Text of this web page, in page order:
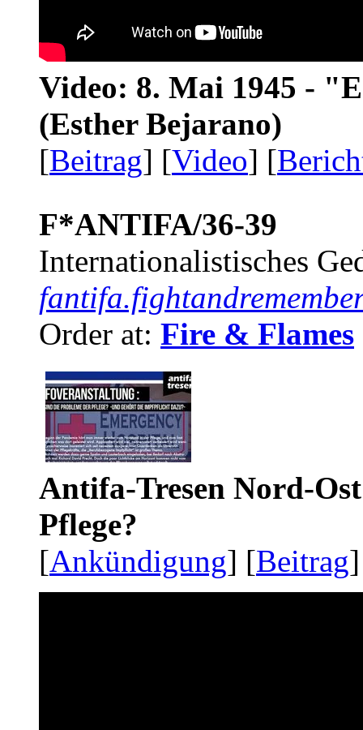
Video: 8. Mai 1945 -
(Esther Bejarano)
[Beitrag] [Video] [
F*ANTIFA/36-39
Internationalistisches
Order at: Fire & Flames
Antifa-Tresen Nord-
Pflege?
[Ankündigung] [Beitrag